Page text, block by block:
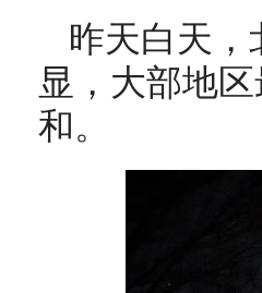
昨天白天，
显，大部地
和。